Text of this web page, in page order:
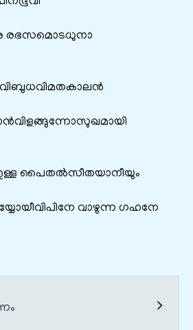
രഭസമൊടധുനാ
പൈതല്‍സീതയാനീയും
വാഴുന്ന ഗഹനേ